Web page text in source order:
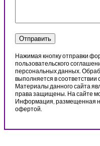
Нажимая кнопку отправки
пользовательского
персональных данных.
выполняется в соответствии
Материалы данного сайта
права защищены. На сайте
Информация, размещенная
офертой.